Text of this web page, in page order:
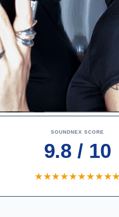
SOUNDNEX SCORE
9.8 / 10
★★★★★★★★★